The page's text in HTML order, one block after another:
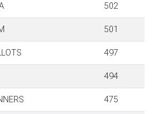
502
501
497
494
475